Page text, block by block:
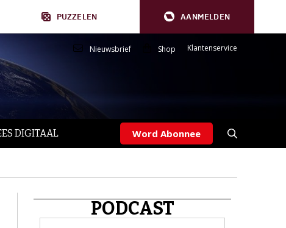
PUZZELEN AANMELDEN
Nieuwsbrief Shop Klantenservice
DIGITAAL Word Abonnee
PODCAST